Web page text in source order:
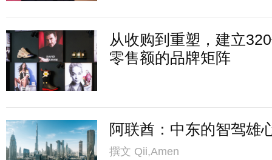
从收购到重塑，建立
零售额的品牌矩阵
阿联酋：中东的智驾雄
撰文 Qii,Amen